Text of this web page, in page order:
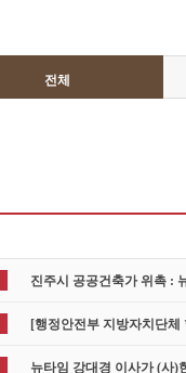
전체
진주시 공공건축가 위촉 :
[행정안전부 지방자치단
뉴타임 강대경 이사가 (사)